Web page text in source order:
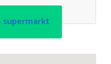
supermarkt